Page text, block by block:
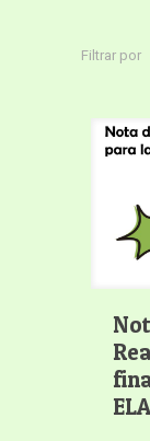
Filtrar por
ELA